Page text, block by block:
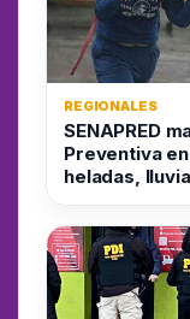
REGIONALES
SENAPRED
Preventiva
heladas,